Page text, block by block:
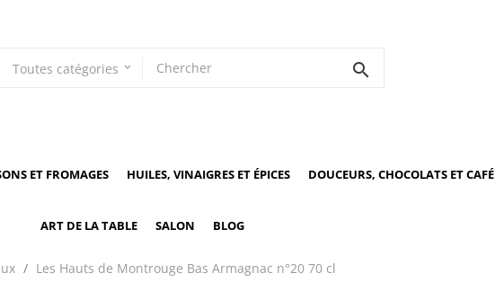
Toutes catégories keyboard_arrow_down search
ET FROMAGES HUILES, VINAIGRES ET ÉPICES DOUCEURS, CHOCOLATS ET CAFÉ
ART DE LA TABLE SALON BLOG
Les Hauts de Montrouge Bas Armagnac n°20 70 cl